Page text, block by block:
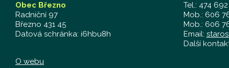
Obec Březno
Radniční 97
Březno 431 45
Datová schránka: i6hbu8h
O webu
Tel.: 474
Mob.: 606
Mob.: 606
Email:
Další